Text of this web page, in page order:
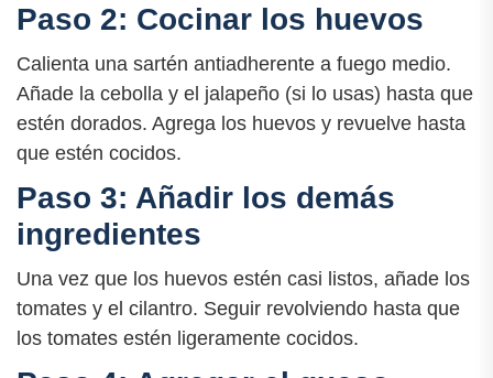
Paso 2: Cocinar los huevos
Calienta una sartén antiadherente a fuego medio.
Añade la cebolla y el jalapeño (si lo usas) hasta que
estén dorados. Agrega los huevos y revuelve hasta
que estén cocidos.
Paso 3: Añadir los demás
ingredientes
Una vez que los huevos estén casi listos, añade los
tomates y el cilantro. Seguir revolviendo hasta que
los tomates estén ligeramente cocidos.